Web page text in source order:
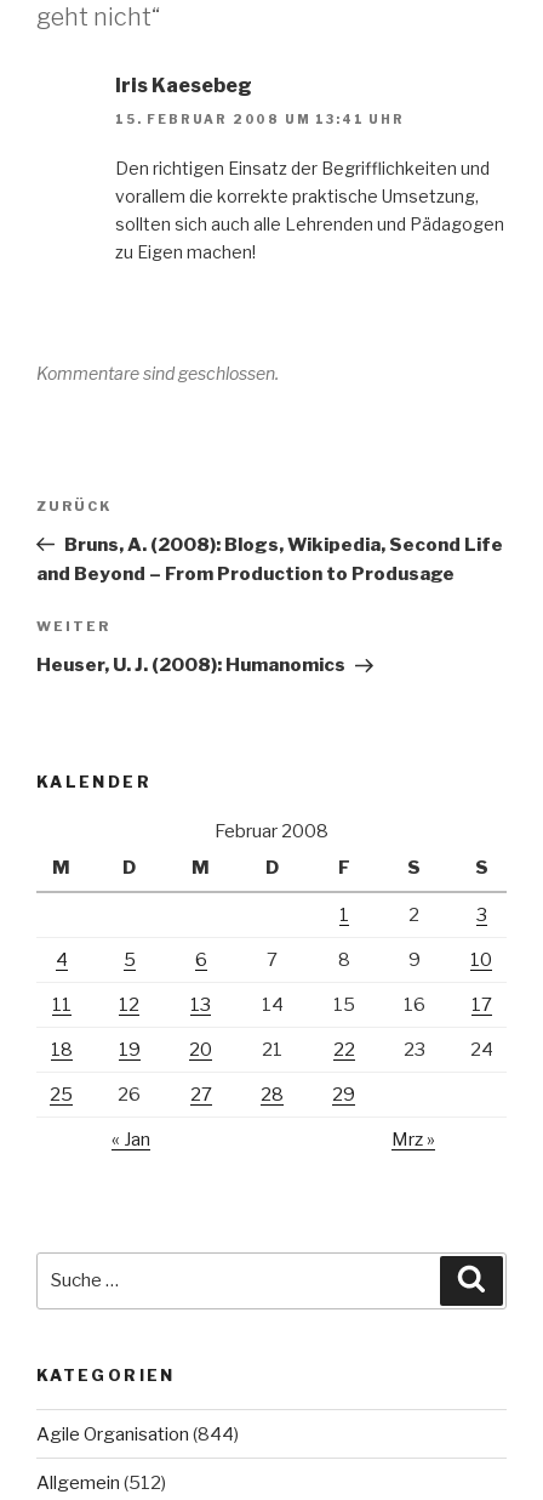
geht nicht“
Iris Kaesebeg
15. FEBRUAR 2008 UM 13:41 UHR
Den richtigen Einsatz der Begrifflichkeiten und
vorallem die korrekte praktische Umsetzung,
sollten sich auch alle Lehrenden und Pädagogen
zu Eigen machen!
Kommentare sind geschlossen.
Beitrags-
Vorheriger
Beitrag
ZURÜCK
Bruns, A. (2008): Blogs, Wikipedia, Second Life
and Beyond – From Production to Produsage
Nächster
Beitrag
WEITER
Heuser, U. J. (2008): Humanomics
KALENDER
Februar 2008
M
D M D F S S
1 2 3
4 5 6 7 8 9 10
11 12 13 14 15 16 17
18 19 20 21 22 23 24
25 26 27 28 29
« Jan Mrz »
KATEGORIEN
Agile Organisation (844)
Allgemein (512)